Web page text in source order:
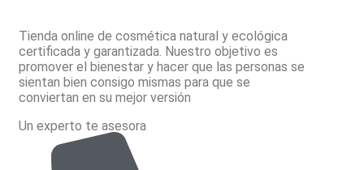
Tienda online de cosmética natural y ecológica
certificada y garantizada. Nuestro objetivo es
promover el bienestar y hacer que las personas se
sientan bien consigo mismas para que se
conviertan en su mejor versión
Un experto te asesora